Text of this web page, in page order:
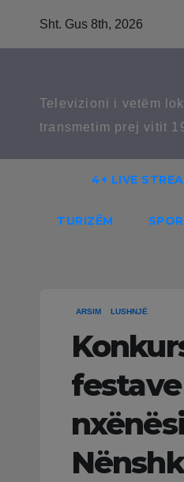
Sht. Gus 8th, 2026
Televizioni i vetëm
transmetim prej vitit
4+ LIVE
TURIZËM
ARSIM LUSHNJË